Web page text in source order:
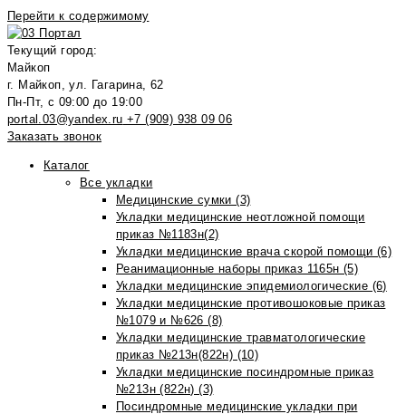
Перейти к содержимому
Текущий город:
Майкоп
г. Майкоп, ул. Гагарина, 62
Пн-Пт, с 09:00 до 19:00
portal.03@yandex.ru +7 (909) 938 09 06
Заказать звонок
Каталог
Все укладки
Медицинские сумки (3)
Укладки медицинские неотложной помощи
приказ №1183н(2)
Укладки медицинские врача скорой помощи (6)
Реанимационные наборы приказ 1165н (5)
Укладки медицинские эпидемиологические (6)
Укладки медицинские противошоковые приказ
№1079 и №626 (8)
Укладки медицинские травматологические
приказ №213н(822н) (10)
Укладки медицинские посиндромные приказ
№213н (822н) (3)
Посиндромные медицинские укладки при